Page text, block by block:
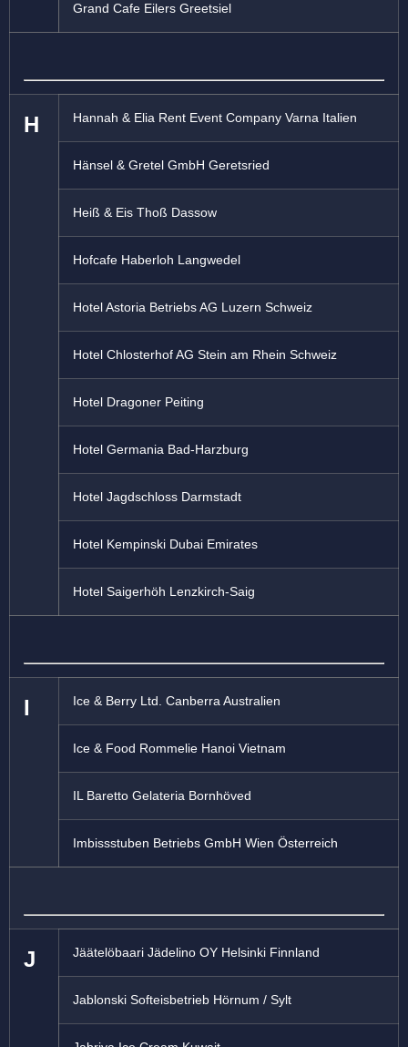
Grand Cafe Eilers Greetsiel
H Hannah & Elia Rent Event Company Varna Italien
Hänsel & Gretel GmbH Geretsried
Heiß & Eis Thoß Dassow
Hofcafe Haberloh Langwedel
Hotel Astoria Betriebs AG Luzern Schweiz
Hotel Chlosterhof AG Stein am Rhein Schweiz
Hotel Dragoner Peiting
Hotel Germania Bad-Harzburg
Hotel Jagdschloss Darmstadt
Hotel Kempinski Dubai Emirates
Hotel Saigerhöh Lenzkirch-Saig
I Ice & Berry Ltd. Canberra Australien
Ice & Food Rommelie Hanoi Vietnam
IL Baretto Gelateria Bornhöved
Imbissstuben Betriebs GmbH Wien Österreich
J Jäätelöbaari Jädelino OY Helsinki Finnland
Jablonski Softeisbetrieb Hörnum / Sylt